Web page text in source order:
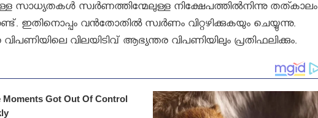
സ്വര്‍ണത്തിന്മേലുള്ള നിക്ഷേപത്തില്‍നിന്നു തത്കാലം
ഇതിനൊപ്പം വന്‍തോതില്‍ സ്വര്‍ണം വിറ്റഴിക്കുകയും ചെയ്യുന്നു.
വിലയിടിവ് ആഭ്യന്തര വിപണിയിലും പ്രതിഫലിക്കും.